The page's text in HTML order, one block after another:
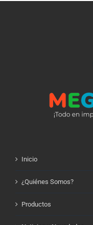
Inicio
¿Quiénes Somos?
Productos